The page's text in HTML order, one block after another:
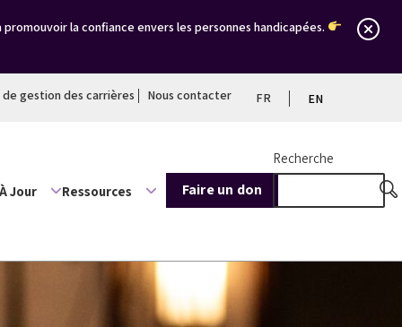
la confiance envers les personnes handicapées.
gestion des carrières Nous contacter FR EN
Jour Ressources Faire un don
Recherche